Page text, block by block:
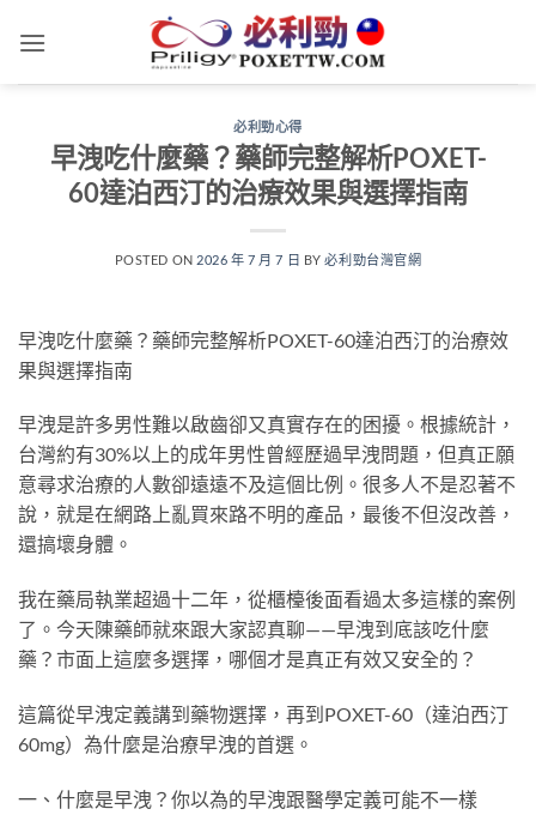
必利勁心得
早洩吃什麼藥？藥師完整解析POXET-
60達泊西汀的治療效果與選擇指南
POSTED ON 2026 年 7 月 7 日 BY必利勁台灣官網
早洩吃什麼藥？藥師完整解析POXET-60達泊西汀的治療效
果與選擇指南
早洩是許多男性難以啟齒卻又真實存在的困擾。根據統計，
台灣約有30%以上的成年男性曾經歷過早洩問題，但真正願
意尋求治療的人數卻遠遠不及這個比例。很多人不是忍著不
說，就是在網路上亂買來路不明的產品，最後不但沒改善，
還搞壞身體。
我在藥局執業超過十二年，從櫃檯後面看過太多這樣的案例
了。今天陳藥師就來跟大家認真聊——早洩到底該吃什麼
藥？市面上這麼多選擇，哪個才是真正有效又安全的？
這篇從早洩定義講到藥物選擇，再到POXET-60（達泊西汀
60mg）為什麼是治療早洩的首選。
一、什麼是早洩？你以為的早洩跟醫學定義可能不一樣